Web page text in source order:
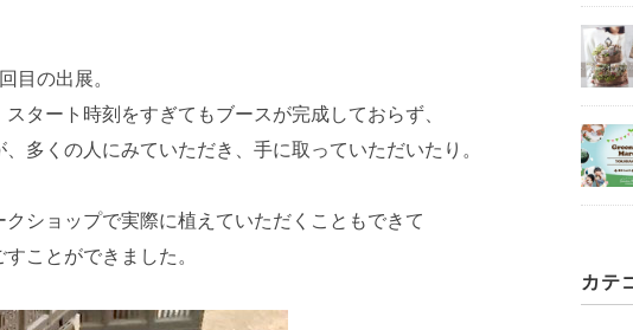
目の出展。
タート時刻をすぎてもブースが完成しておらず、
多くの人にみていただき、手に取っていただいたり。
ショップで実際に植えていただくこともできて
ことができました。
カテ